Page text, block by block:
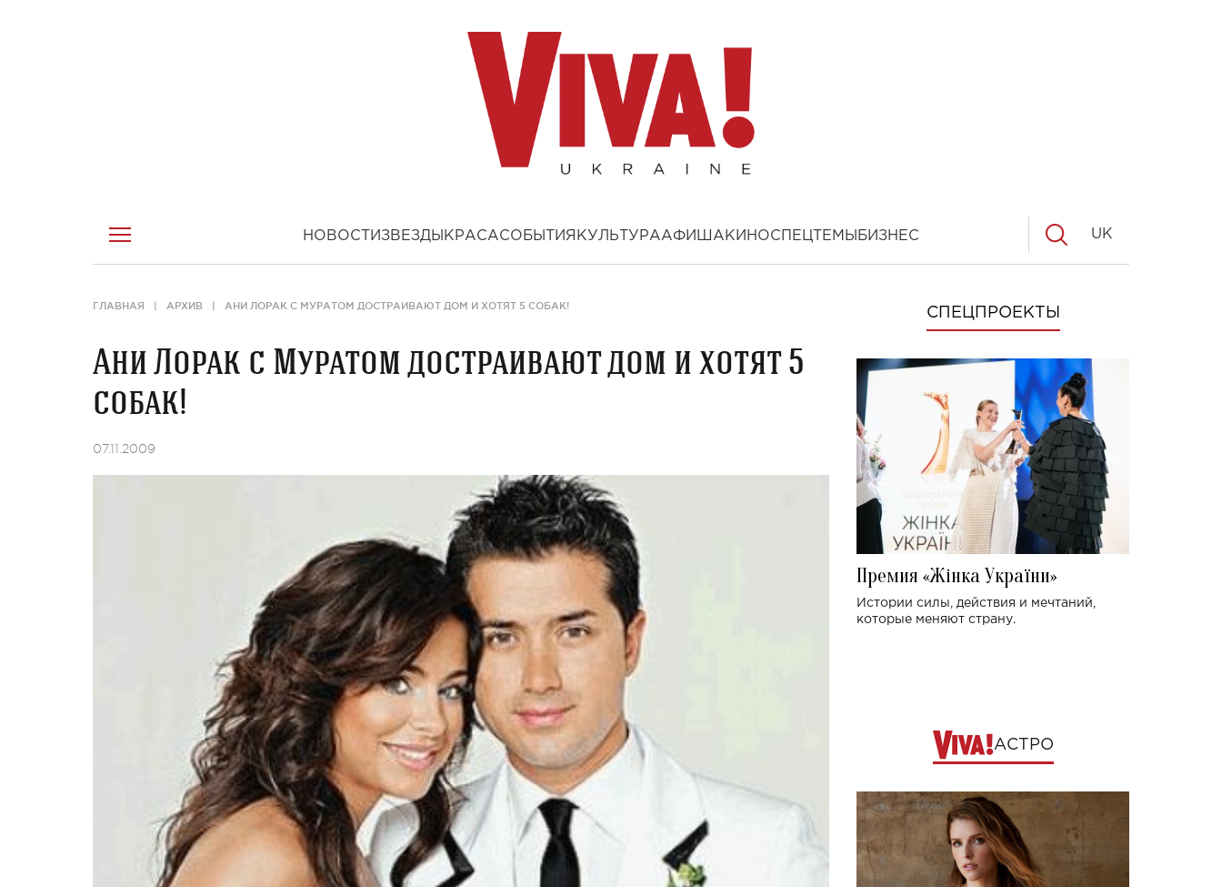
НОВОСТИ ЗВЕЗДЫ КРАСАСОБЫТИЯ КУЛЬТУРААФИША КИНОСПЕЦТЕМЫ БИЗНЕС UK
ГЛАВНАЯ АРХИВ АНИ ЛОРАК C МУРАТОМ ДОСТРАИВАЮТ ДОМ И ХОТЯТ 5 СОБАК!
Ани Лорак c Муратом достраивают дом и хотят 5
собак!
07.11.2009
СПЕЦПРОЕКТЫ
Премия «Жінка України»
Истории силы, действия и мечтаний,
которые меняют страну.
АСТРО